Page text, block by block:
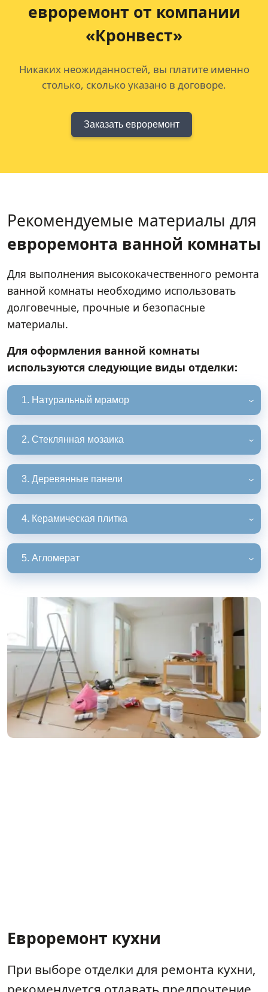
евроремонт от компании
«Кронвест»
Никаких неожиданностей, вы платите именно
столько, сколько указано в договоре.
Заказать евроремонт
Рекомендуемые материалы для
евроремонта ванной комнаты
Для выполнения высококачественного ремонта
ванной комнаты необходимо использовать
долговечные, прочные и безопасные
материалы.
Для оформления ванной комнаты
используются следующие виды отделки:
1. Натуральный мрамор
2. Стеклянная мозаика
3. Деревянные панели
4. Керамическая плитка
5. Агломерат
Евроремонт кухни
При выборе отделки для ремонта кухни,